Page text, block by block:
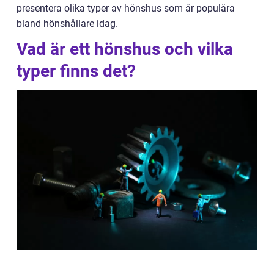
presentera olika typer av hönshus som är populära
bland hönshållare idag.
Vad är ett hönshus och vilka
typer finns det?